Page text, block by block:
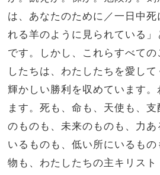
は、あなたのために／一日中
れる羊のように見られている」
です。しかし、これらすべて
したちは、わたしたちを愛し
輝かしい勝利を収めています
ます。死も、命も、天使も、
のものも、未来のものも、力あ
いるものも、低い所にいるも
物も、わたしたちの主キリス